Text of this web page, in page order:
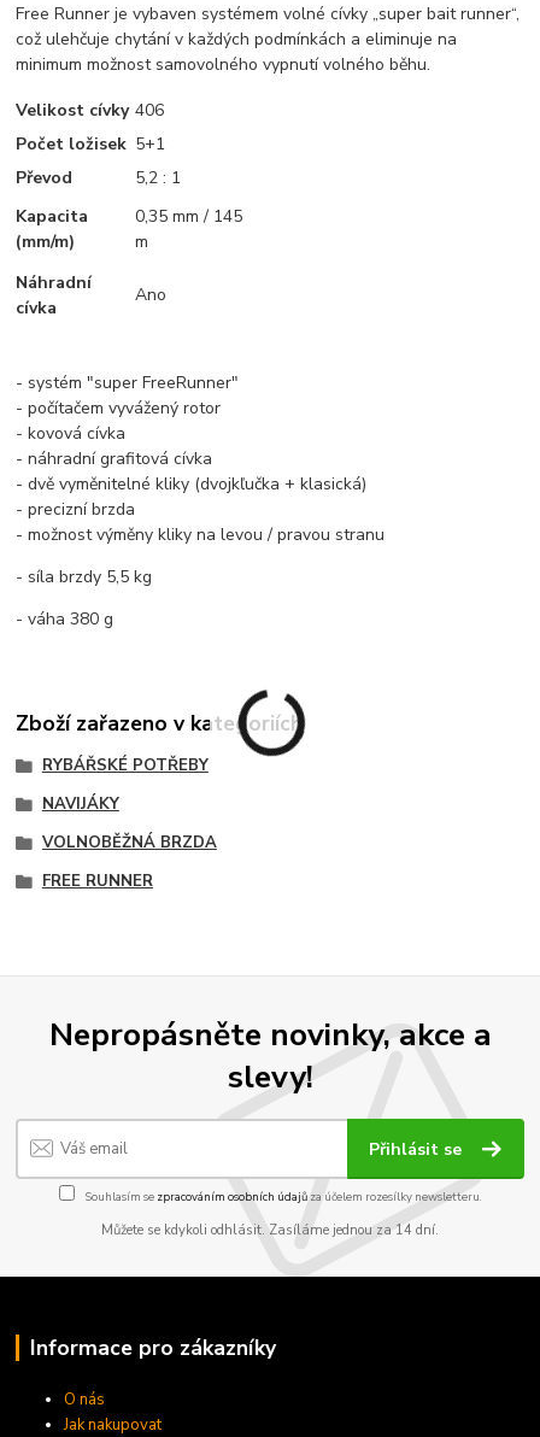
Free Runner je vybaven systémem volné cívky „super bait runner“,
což ulehčuje chytání v každých podmínkách a eliminuje na
minimum možnost samovolného vypnutí volného běhu.
Velikost cívky 406
Počet ložisek 5+1
Převod
5,2 : 1
Kapacita
(mm/m)
0,35 mm / 145
m
Náhradní
cívka
Ano
- systém "super FreeRunner"
- počítačem vyvážený rotor
- kovová cívka
- náhradní grafitová cívka
- dvě vyměnitelné kliky (dvojkľučka + klasická)
- precizní brzda
- možnost výměny kliky na levou / pravou stranu
- síla brzdy 5,5 kg
- váha 380 g
Zboží zařazeno v kategoriích
RYBÁŘSKÉ POTŘEBY
NAVIJÁKY
VOLNOBĚŽNÁ BRZDA
FREE RUNNER
Nepropásněte novinky, akce a
slevy!
Přihlásit se
Souhlasím se zpracováním osobních údajůza účelem rozesílky newsletteru.
Můžete se kdykoli odhlásit. Zasíláme jednou za 14 dní.
Informace pro zákazníky
O nás
Jak nakupovat